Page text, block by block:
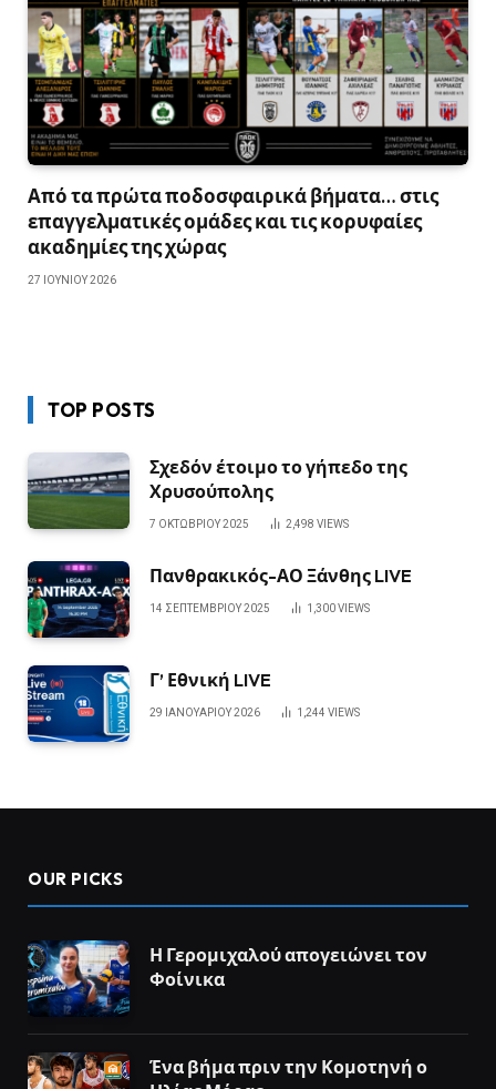
Από τα πρώτα ποδοσφαιρικά βήματα… στις
επαγγελματικές ομάδες και τις κορυφαίες
ακαδημίες της χώρας
27 ΙΟΥΝΊΟΥ 2026
TOP POSTS
Σχεδόν έτοιμο το γήπεδο της
Χρυσούπολης
7 ΟΚΤΩΒΡΊΟΥ 2025 2,498 VIEWS
Πανθρακικός-ΑΟ Ξάνθης LIVE
14 ΣΕΠΤΕΜΒΡΊΟΥ 2025 1,300VIEWS
Γ’ Εθνική LIVE
29 ΙΑΝΟΥΑΡΊΟΥ 2026 1,244 VIEWS
OUR PICKS
Η Γερομιχαλού απογειώνει τον
Φοίνικα
Ένα βήμα πριν την Κομοτηνή ο